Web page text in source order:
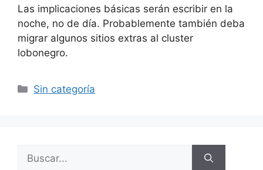
Las implicaciones básicas serán escribir en la
noche, no de día. Probablemente también deba
migrar algunos sitios extras al cluster
lobonegro.
Categorías
Sin categoría